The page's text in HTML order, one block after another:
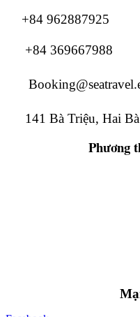
+84 962887925
+84 369667988
141 Bà Triệu, Hai
Phương